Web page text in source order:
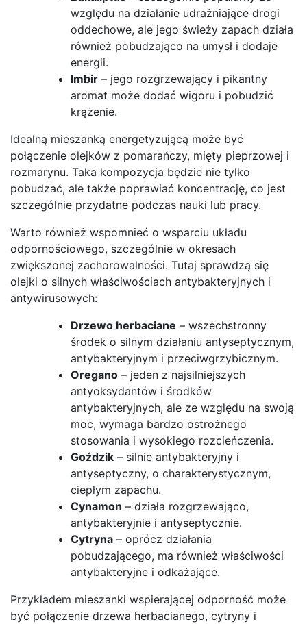
względu na działanie udrażniające drogi
oddechowe, ale jego świeży zapach działa
również pobudzająco na umysł i dodaje
energii.
Imbir – jego rozgrzewający i pikantny
aromat może dodać wigoru i pobudzić
krążenie.
Idealną mieszanką energetyzującą może być
połączenie olejków z pomarańczy, mięty pieprzowej i
rozmarynu. Taka kompozycja będzie nie tylko
pobudzać, ale także poprawiać koncentrację, co jest
szczególnie przydatne podczas nauki lub pracy.
Warto również wspomnieć o wsparciu układu
odpornościowego, szczególnie w okresach
zwiększonej zachorowalności. Tutaj sprawdzą się
olejki o silnych właściwościach antybakteryjnych i
antywirusowych:
Drzewo herbaciane – wszechstronny
środek o silnym działaniu antyseptycznym,
antybakteryjnym i przeciwgrzybicznym.
Oregano – jeden z najsilniejszych
antyoksydantów i środków
antybakteryjnych, ale ze względu na swoją
moc, wymaga bardzo ostrożnego
stosowania i wysokiego rozcieńczenia.
Goździk – silnie antybakteryjny i
antyseptyczny, o charakterystycznym,
ciepłym zapachu.
Cynamon – działa rozgrzewająco,
antybakteryjnie i antyseptycznie.
Cytryna – oprócz działania
pobudzającego, ma również właściwości
antybakteryjne i odkażające.
Przykładem mieszanki wspierającej odporność może
być połączenie drzewa herbacianego, cytryny i